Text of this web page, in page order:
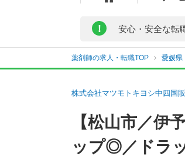
! 安心・安全な転
薬剤師の求人・転職TOP 愛媛県
株式会社マツモトキヨシ中四国
【松山市／伊
ップ◎／ドラ